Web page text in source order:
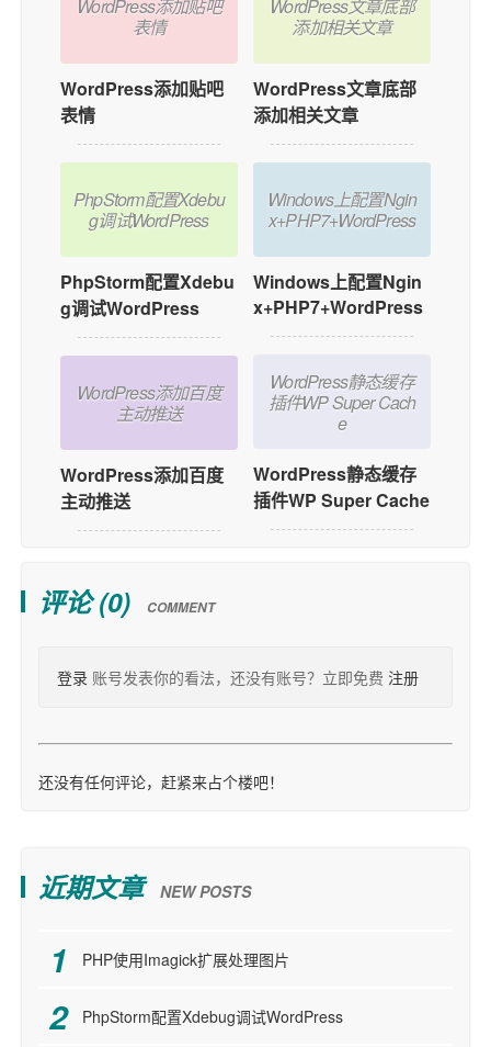
WordPress添加贴吧
表情
WordPress添加贴吧
表情
PhpStorm配置Xdebu
g调试WordPress
PhpStorm配置Xdebu
g调试WordPress
WordPress添加百度
主动推送
WordPress添加百度
主动推送
WordPress文章底部
添加相关文章
WordPress文章底部
添加相关文章
Windows上配置Ngin
x+PHP7+WordPress
Windows上配置Ngin
x+PHP7+WordPress
WordPress静态缓存
插件WP Super Cach
e
WordPress静态缓存
插件WP Super Cache
评论 (0) COMMENT
登录 账号发表你的看法，还没有账号？立即免费 注册
还没有任何评论，赶紧来占个楼吧！
近期文章 NEW POSTS
PHP使用Imagick扩展处理图片
PhpStorm配置Xdebug调试WordPress